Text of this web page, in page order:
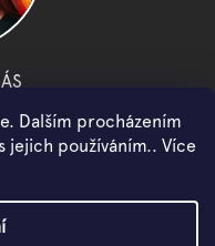
Dalším procházením
jejich používáním.. Více
youtube